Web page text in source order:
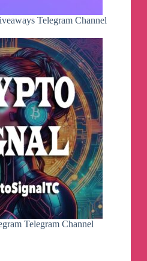
Telegram Channel
Telegram Channel